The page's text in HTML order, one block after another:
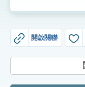
生字詞彙表
開啟關聯